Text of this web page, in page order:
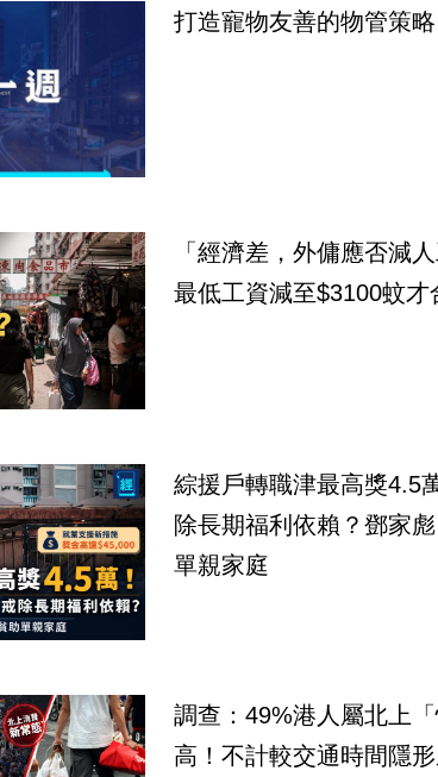
打造寵物友善的物管策略
「經濟差，外傭應否減
最低工資減至$3100蚊
綜援戶轉職津最高獎4.5
除長期福利依賴？鄧家
單親家庭
調查：49%港人屬北上
高！不計較交通時間隱